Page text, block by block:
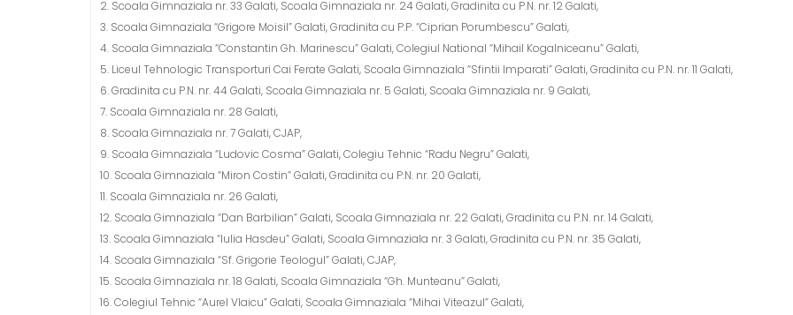
2. Scoala Gimnaziala nr. 33 Galati, Scoala Gimnaziala nr. 24 Galati, Gradinita cu P.N. nr. 12 Galati,
3. Scoala Gimnaziala “Grigore Moisil” Galati, Gradinita cu P.P. “Ciprian Porumbescu” Galati,
4. Scoala Gimnaziala “Constantin Gh. Marinescu” Galati, Colegiul National “Mihail Kogalniceanu” Galati,
5. Liceul Tehnologic Transporturi Cai Ferate Galati, Scoala Gimnaziala “Sfintii Imparati” Galati, Gradinita cu P.N. nr. 11 Galati,
6. Gradinita cu P.N. nr. 44 Galati, Scoala Gimnaziala nr. 5 Galati, Scoala Gimnaziala nr. 9 Galati,
7. Scoala Gimnaziala nr. 28 Galati,
8. Scoala Gimnaziala nr. 7 Galati, CJAP,
9. Scoala Gimnaziala “Ludovic Cosma” Galati, Colegiu Tehnic “Radu Negru” Galati,
10. Scoala Gimnaziala “Miron Costin” Galati, Gradinita cu P.N. nr. 20 Galati,
11. Scoala Gimnaziala nr. 26 Galati,
12. Scoala Gimnaziala “Dan Barbilian” Galati, Scoala Gimnaziala nr. 22 Galati, Gradinita cu P.N. nr. 14 Galati,
13. Scoala Gimnaziala “Iulia Hasdeu” Galati, Scoala Gimnaziala nr. 3 Galati, Gradinita cu P.N. nr. 35 Galati,
14. Scoala Gimnaziala “Sf. Grigorie Teologul” Galati, CJAP,
15. Scoala Gimnaziala nr. 18 Galati, Scoala Gimnaziala “Gh. Munteanu” Galati,
16. Colegiul Tehnic “Aurel Vlaicu” Galati, Scoala Gimnaziala “Mihai Viteazul” Galati,